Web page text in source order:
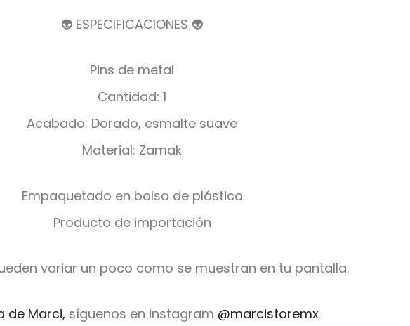
👽 ESPECIFICACIONES 👽
Pins de metal
Cantidad: 1
Acabado: Dorado, esmalte suave
Material: Zamak
Empaquetado en bolsa de plástico
Producto de importación
variar un poco como se muestran en tu pantalla.
de Marci, síguenos en instagram @marcistoremx